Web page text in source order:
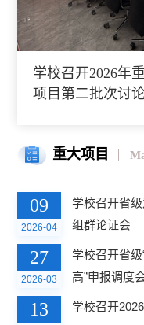
学校召开2026年
项目第二批次讨
重大项目
09
2026-04
学校召开省
组群论证会
27
2026-03
学校召开省
高”申报调度
13 学校召开